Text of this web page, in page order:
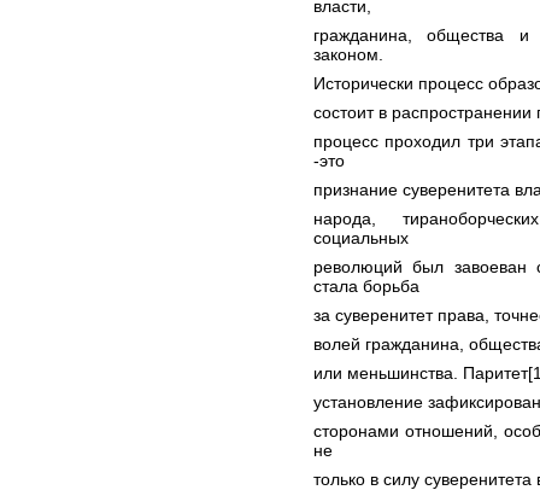
власти,
гражданина, общества
законом.
Исторически процесс
состоит в
процесс проходил три
-это
признание суверенитета
народа,
социальных
революций был завоеван
стала борьба
за суверенитет права,
волей гражданина,
или меньшинства.
установление
сторонами отношений,
не
только в силу